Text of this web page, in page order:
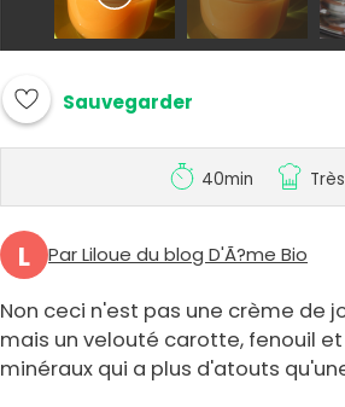
Sauvegarder
40min
L Par Liloue du blog D'Ã?me Bio
Non ceci n'est pas une crème de
mais un velouté carotte, fenouil
minéraux qui a plus d'atouts